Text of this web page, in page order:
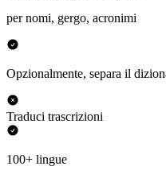
per nomi, gergo, acronimi
Opzionalmente, separa il
Traduci trascrizioni
100+ lingue